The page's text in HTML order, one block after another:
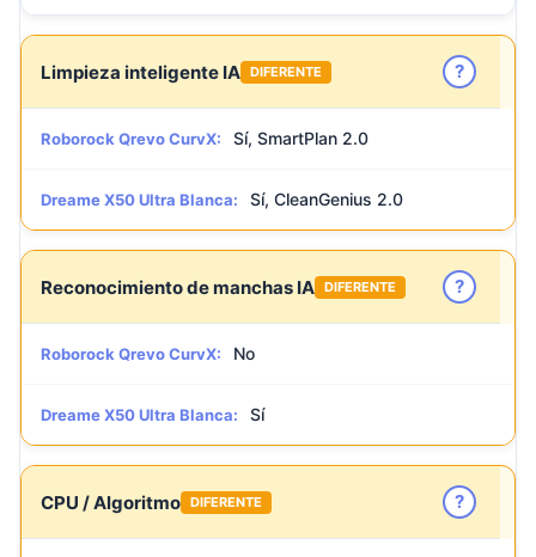
Limpieza inteligente IA DIFERENTE ?
Roborock Qrevo CurvX: Sí, SmartPlan 2.0
Dreame X50 Ultra Blanca: Sí, CleanGenius 2.0
Reconocimiento de manchas IA DIFERENTE ?
Roborock Qrevo CurvX: No
Dreame X50 Ultra Blanca: Sí
CPU / Algoritmo DIFERENTE ?